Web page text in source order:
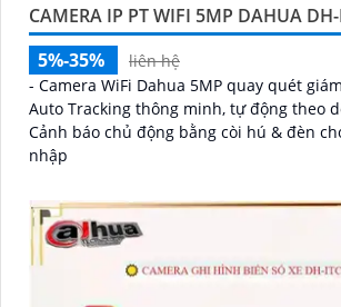
CAMERA IP PT WIFI 5MP DAHUA
5%-35%
liên hệ
- Camera WiFi Dahua 5MP quay quét
Auto Tracking thông minh, tự động theo
Cảnh báo chủ động bằng còi hú & đèn
nhập